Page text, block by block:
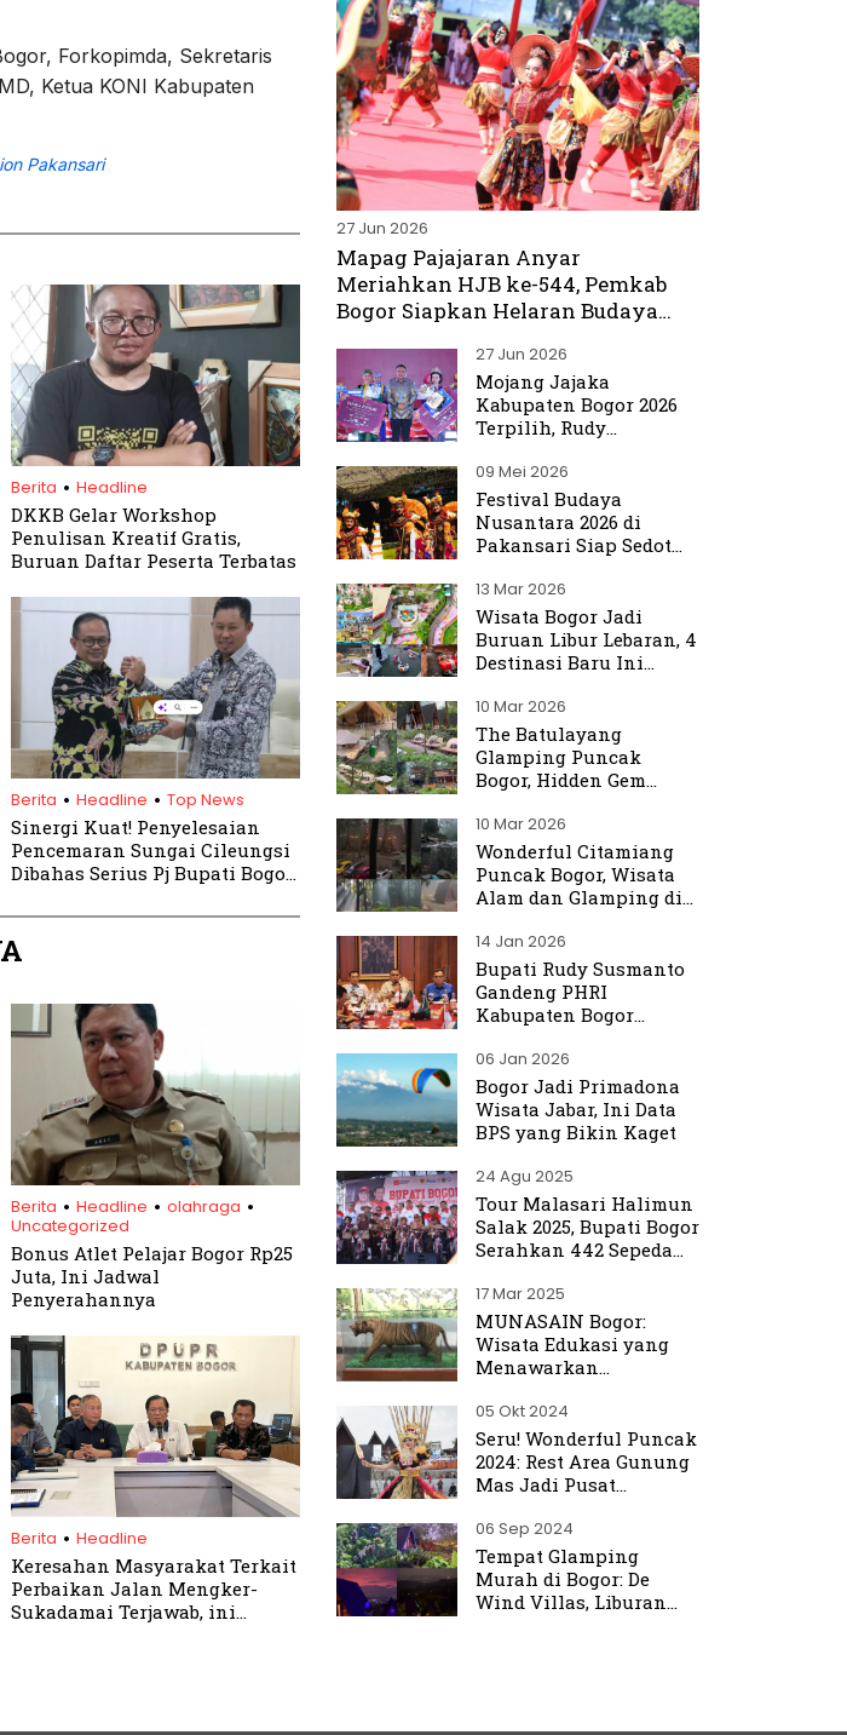
Forkopimda, Sekretaris
Ketua KONI Kabupaten
Pakansari
Berita . Headline
DKKB Gelar Workshop
Penulisan Kreatif Gratis,
Buruan Daftar Peserta Terbatas
Berita . Headline . Top News
Sinergi Kuat! Penyelesaian
Pencemaran Sungai Cileungsi
Dibahas Serius Pj Bupati Bogor
Berita . Headline . olahraga .
Uncategorized
Bonus Atlet Pelajar Bogor Rp25
Juta, Ini Jadwal
Penyerahannya
Berita . Headline
Keresahan Masyarakat Terkait
Perbaikan Jalan Mengker-
Sukadamai Terjawab, ini
27 Jun 2026
Mapag Pajajaran Anyar
Meriahkan HJB ke-544, Pemkab
Bogor Siapkan Helaran Budaya
27 Jun 2026
Mojang Jajaka
Kabupaten Bogor 2026
Terpilih, Rudy
Promosikan Bogor ke
Dunia
09 Mei 2026
Festival Budaya
Nusantara 2026 di
Pakansari Siap Sedot
13 Mar 2026
Wisata Bogor Jadi
Buruan Libur Lebaran, 4
Destinasi Baru Ini
10 Mar 2026
The Batulayang
Glamping Puncak
Bogor, Hidden Gem
yang Menenangkan
10 Mar 2026
Wonderful Citamiang
Puncak Bogor, Wisata
Alam dan Glamping di
14 Jan 2026
Bupati Rudy Susmanto
Gandeng PHRI
Kabupaten Bogor
Sektor Pariwisata
06 Jan 2026
Bogor Jadi Primadona
Wisata Jabar, Ini Data
BPS yang Bikin Kaget
24 Agu 2025
Tour Malasari Halimun
Salak 2025, Bupati Bogor
Serahkan 442 Sepeda
17 Mar 2025
MUNASAIN Bogor:
Wisata Edukasi yang
Menawarkan
dari Kebun Raya Bogor
05 Okt 2024
Seru! Wonderful Puncak
2024: Rest Area Gunung
Mas Jadi Pusat
06 Sep 2024
Tempat Glamping
Murah di Bogor: De
Wind Villas, Liburan